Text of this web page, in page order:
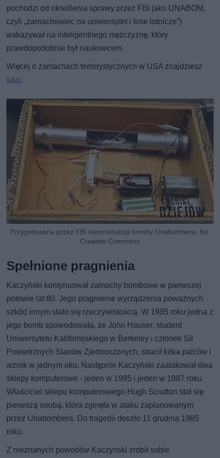
pochodzi od określenia sprawy przez FBI jako UNABOM,
czyli „zamachowiec na uniwersytet i linie lotnicze”)
wskazywał na inteligentnego mężczyznę, który
prawdopodobnie był naukowcem.
Więcej o zamachach terrorystycznych w USA znajdziesz
tutaj.
Przygotowana przez FBI rekonstrukcja bomby Unabombera, fot.
Creative Commons
Spełnione pragnienia
Kaczyński kontynuował zamachy bombowe w pierwszej
połowie lat 80. Jego pragnienie wyrządzenia poważnych
szkód innym stało się rzeczywistością. W 1985 roku jedna z
jego bomb spowodowała, że John Hauser, student
Uniwersytetu Kalifornijskiego w Berkeley i członek Sił
Powietrznych Stanów Zjednoczonych, stracił kilka palców i
wzrok w jednym oku. Następnie Kaczyński zaatakował dwa
sklepy komputerowe - jeden w 1985 i jeden w 1987 roku.
Właściciel sklepu komputerowego Hugh Scrutton stał się
pierwszą osobą, która zginęła w ataku zaplanowanym
przez Unabombera. Do tragedii doszło 11 grudnia 1985
roku.
Z nieznanych powodów Kaczynski zrobił sobie